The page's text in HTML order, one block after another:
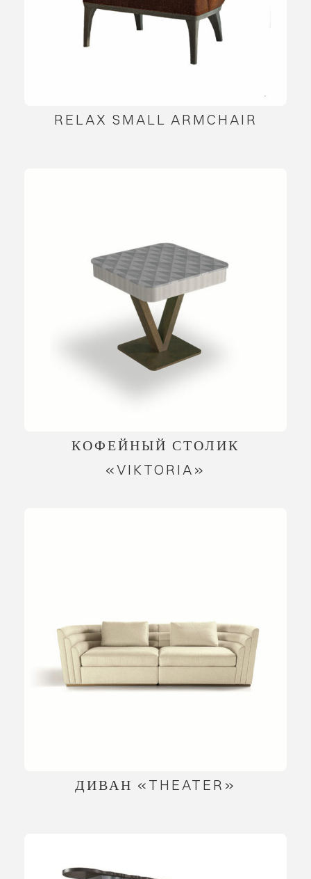
RELAX SMALL ARMCHAIR
КОФЕЙНЫЙ СТОЛИК
«VIKTORIA»
ДИВАН «THEATER»